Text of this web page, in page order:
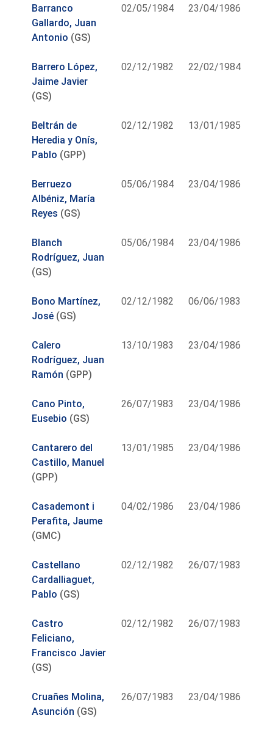
Barranco
Gallardo, Juan
Antonio (GS)
02/05/1984 23/04/1986
Barrero López,
Jaime Javier
(GS)
02/12/1982 22/02/1984
Beltrán de
Heredia y Onís,
Pablo (GPP)
02/12/1982 13/01/1985
Berruezo
Albéniz, María
Reyes (GS)
05/06/1984 23/04/1986
Blanch
Rodríguez, Juan
(GS)
05/06/1984 23/04/1986
Bono Martínez,
José (GS)
02/12/1982 06/06/1983
Calero
Rodríguez, Juan
Ramón (GPP)
13/10/1983 23/04/1986
Cano Pinto,
Eusebio (GS)
26/07/1983 23/04/1986
Cantarero del
Castillo, Manuel
(GPP)
13/01/1985 23/04/1986
Casademont i
Perafita, Jaume
(GMC)
04/02/1986 23/04/1986
Castellano
Cardalliaguet,
Pablo (GS)
02/12/1982 26/07/1983
Castro
Feliciano,
Francisco Javier
(GS)
02/12/1982 26/07/1983
Cruañes Molina,
Asunción (GS)
26/07/1983 23/04/1986